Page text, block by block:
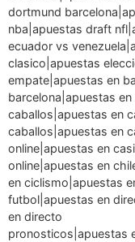
dortmund
nba|apuestas draft
ecuador vs
clasico|apuestas
empate|apuestas en
barcelona|apuestas
caballos|apuestas en
caballos|apuestas en
online|apuestas en
online|apuestas en
en ciclismo|apuestas
futbol|apuestas en
en directo
pronosticos|apuestas